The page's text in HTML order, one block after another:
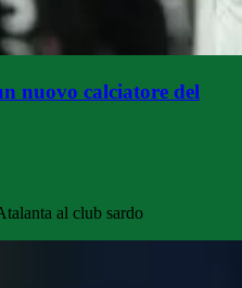
nuovo calciatore del
al club sardo